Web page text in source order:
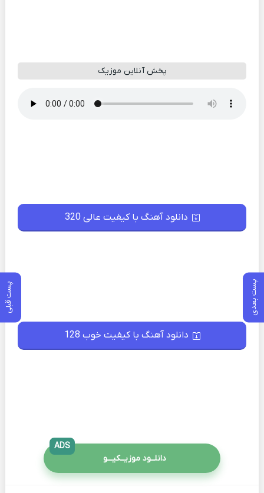
پست بعدی پست قبلی
پخش آنلاین موزیک
دانلود آهنگ با کیفیت عالی 320
دانلود آهنگ با کیفیت خوب 128
دانلــود موزیــکیـــو
ADS